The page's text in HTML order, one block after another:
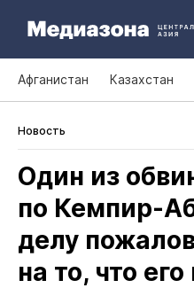
Афганистан Казахстан
Новость
Один из
по
делу
на то, что